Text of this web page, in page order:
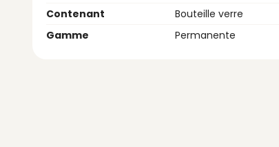
Contenant
Bouteille verre
Gamme
Permanente